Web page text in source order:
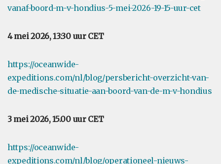
vanaf-boord-m-v-hondius-5-mei-2026-19-15-uur-cet
4 mei 2026, 13:30 uur CET
https://oceanwide-
expeditions.com/nl/blog/persbericht-overzicht-van-
de-medische-situatie-aan-boord-van-de-m-v-hondius
3 mei 2026, 15.00 uur CET
https://oceanwide-
expeditions.com/nl/blog/operationeel-nieuws-